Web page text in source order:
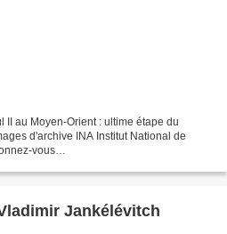
II au Moyen-Orient : ultime étape du
d'archive INA Institut National de
vous
Jankélévitch